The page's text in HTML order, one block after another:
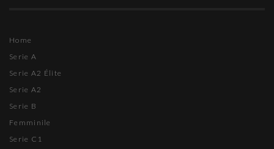
Home
Serie A
Serie A2 Élite
Serie A2
Serie B
Femminile
Serie C1